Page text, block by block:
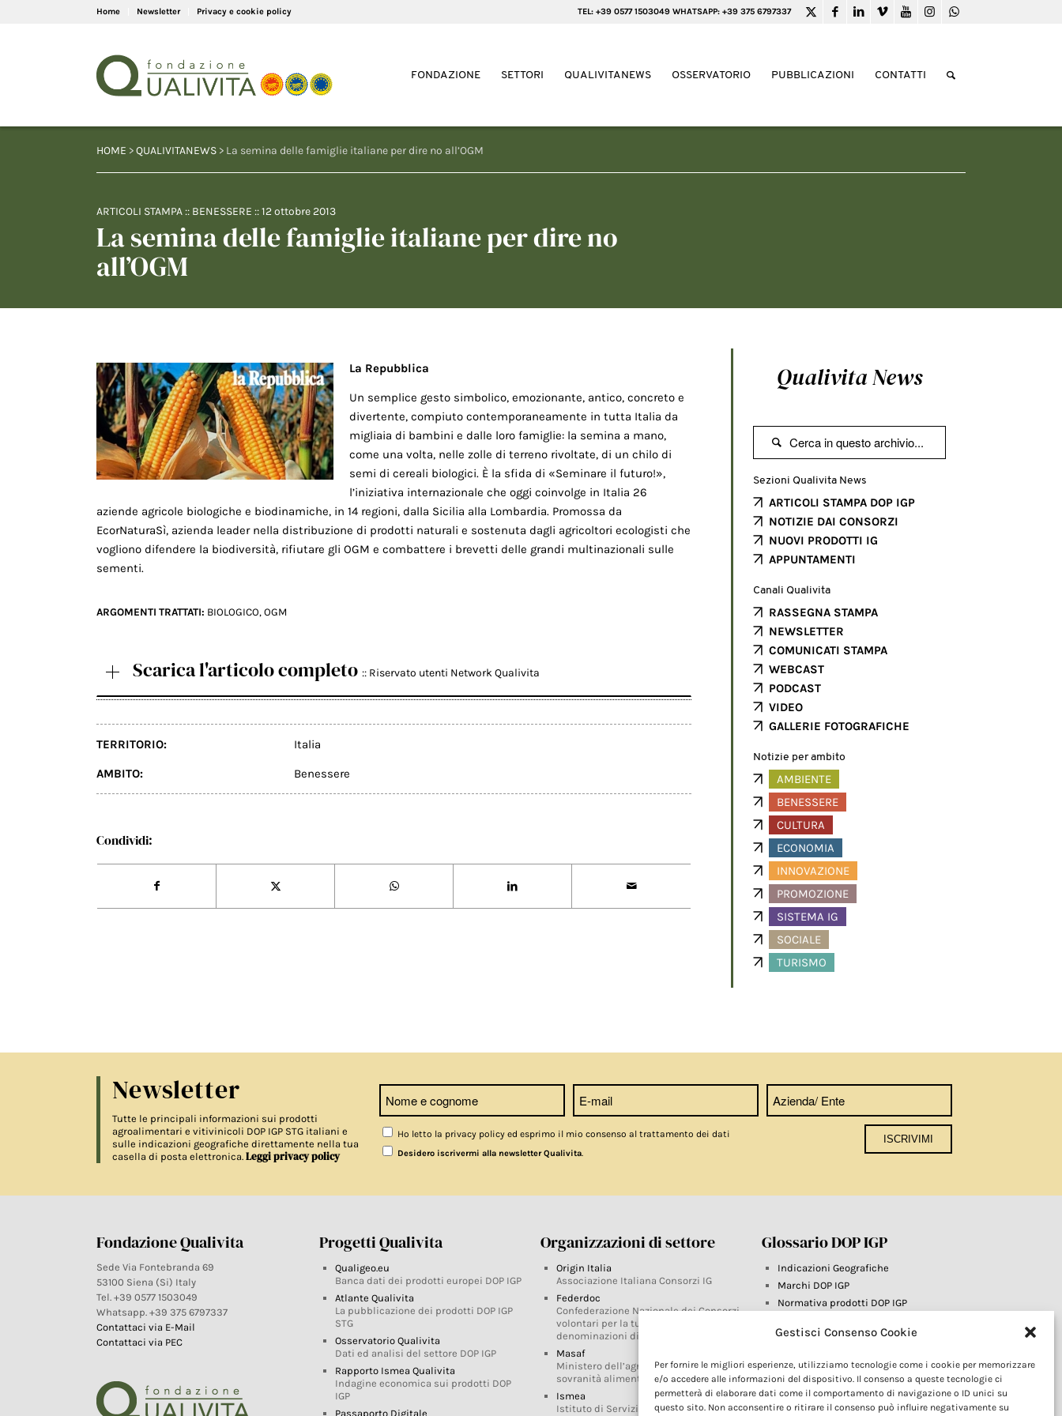
Gestisci Consenso Cookie
Per fornire le migliori esperienze, utilizziamo tecnologie come i cookie per memorizzare
e/o accedere alle informazioni del dispositivo. Il consenso a queste tecnologie ci
permetterà di elaborare dati come il comportamento di navigazione o ID unici su
questo sito. Non acconsentire o ritirare il consenso può influire negativamente su
Home Newsletter Privacy e cookie policy TEL: +39 0577 1503049 WHATSAPP: +39 375 6797337
FONDAZIONE SETTORI QUALIVITANEWS OSSERVATORIO PUBBLICAZIONI CONTATTI
HOME >QUALIVITANEWS > La semina delle famiglie italiane per dire no all’OGM
ARTICOLI STAMPA :: BENESSERE ::12 ottobre 2013
La semina delle famiglie italiane per dire no
all’OGM
La Repubblica
Un semplice gesto simbolico, emozionante, antico, concreto e
divertente, compiuto contemporaneamente in tutta Italia da
migliaia di bambini e dalle loro famiglie: la semina a mano,
come una volta, nelle zolle di terreno rivoltate, di un chilo di
semi di cereali biologici. È la sfida di «Seminare il futuro!»,
l’iniziativa internazionale che oggi coinvolge in Italia 26
aziende agricole biologiche e biodinamiche, in 14 regioni, dalla Sicilia alla Lombardia. Promossa da
EcorNaturaSì, azienda leader nella distribuzione di prodotti naturali e sostenuta dagli agricoltori ecologisti che
vogliono difendere la biodiversità, rifiutare gli OGM e combattere i brevetti delle grandi multinazionali sulle
sementi.
ARGOMENTI TRATTATI: BIOLOGICO, OGM
Scarica l'articolo completo :: Riservato utenti Network Qualivita
TERRITORIO: Italia
AMBITO: Benessere
Condividi:
Qualivita News

Sezioni Qualivita News
ARTICOLI STAMPA DOP IGP
NOTIZIE DAI CONSORZI
NUOVI PRODOTTI IG
APPUNTAMENTI
Canali Qualivita
RASSEGNA STAMPA
NEWSLETTER
COMUNICATI STAMPA
WEBCAST
PODCAST
VIDEO
GALLERIE FOTOGRAFICHE
Notizie per ambito
AMBIENTE
BENESSERE
CULTURA
ECONOMIA
INNOVAZIONE
PROMOZIONE
SISTEMA IG
SOCIALE
TURISMO
Newsletter
Tutte le principali informazioni sui prodotti
agroalimentari e vitivinicoli DOP IGP STG italiani e
sulle indicazioni geografiche direttamente nella tua
casella di posta elettronica. Leggi privacy policy
Ho letto la privacy policy ed esprimo il mio consenso al trattamento dei dati
Desidero iscrivermi alla newsletter Qualivita
Fondazione Qualivita
Sede Via Fontebranda 69
53100 Siena (Si) Italy
Tel. +39 0577 1503049
Whatsapp. +39 375 6797337
Contattaci via E-Mail
Contattaci via PEC
Progetti Qualivita
Qualigeo.eu
Banca dati dei prodotti europei DOP IGP
Atlante Qualivita
La pubblicazione dei prodotti DOP IGP
STG
Osservatorio Qualivita
Dati ed analisi del settore DOP IGP
Rapporto Ismea Qualivita
Indagine economica sui prodotti DOP
IGP
Passaporto Digitale
Organizzazioni di settore
Origin Italia
Associazione Italiana Consorzi IG
Federdoc
Confederazione Nazionale dei Consorzi
volontari per la tutela delle
denominazioni di origine
Masaf
Ministero dell’agricoltura, della
sovranità alimentare e delle foreste
Ismea
Istituto di Servizi per il Mercato
Glossario DOP IGP
Indicazioni Geografiche
Marchi DOP IGP
Normativa prodotti DOP IGP
Farm To Fork e prodotti DOP IGP
Riforma Sistema IG
Turismo DOP